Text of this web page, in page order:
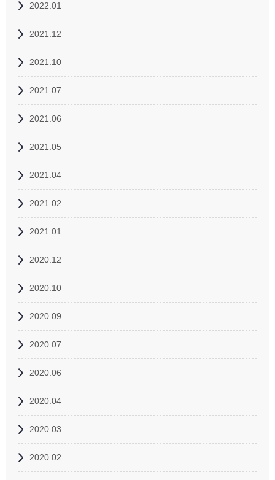
2022.01
2021.12
2021.10
2021.07
2021.06
2021.05
2021.04
2021.02
2021.01
2020.12
2020.10
2020.09
2020.07
2020.06
2020.04
2020.03
2020.02